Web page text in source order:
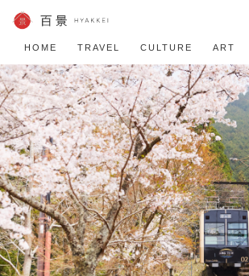
HOME TRAVEL CULTURE ART